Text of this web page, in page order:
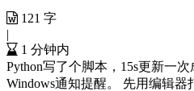
121 字
|
1 分钟内
Python写了个脚本，15s更新一
Windows通知提醒。 先用编辑器